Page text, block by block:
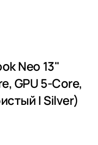
Neo 13"
GPU 5-Core,
| Silver)